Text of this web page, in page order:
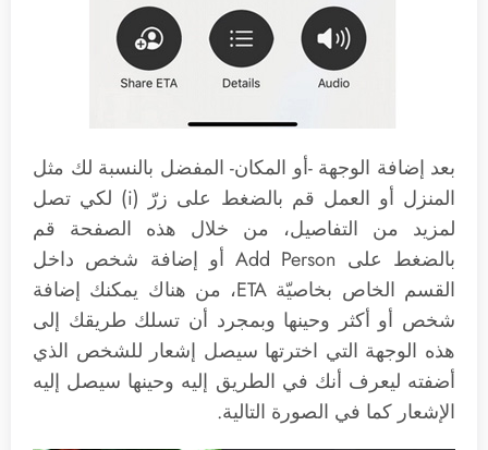
بعد إضافة الوجهة -أو المكان- المفضل بالنسبة لك مثل
المنزل أو العمل قم بالضغط على زرّ (i) لكي تصل
لمزيد من التفاصيل، من خلال هذه الصفحة قم
بالضغط على Add Person أو إضافة شخص داخل
القسم الخاص بخاصيّة ETA، من هناك يمكنك إضافة
شخص أو أكثر وحينها وبمجرد أن تسلك طريقك إلى
هذه الوجهة التي اخترتها سيصل إشعار للشخص الذي
أضفته ليعرف أنك في الطريق إليه وحينها سيصل إليه
الإشعار كما في الصورة التالية.